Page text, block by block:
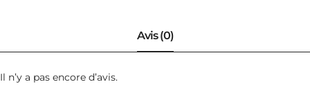
Il n’y a pas encore d’avis.